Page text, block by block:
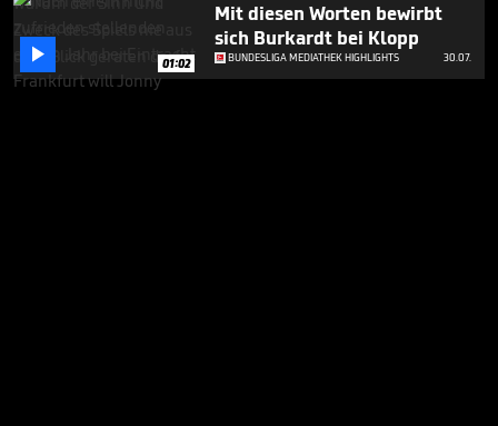
 01:02
Mit diesen Worten bewirbt
sich Burkardt bei Klopp
BUNDESLIGA MEDIATHEK HIGHLIGHTS 30.07.